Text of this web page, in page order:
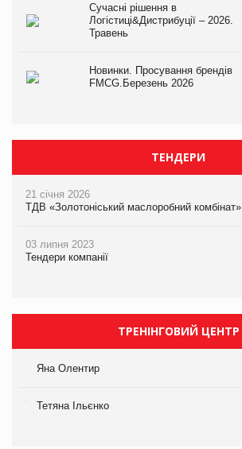
Сучасні рішення в
Логістиці&Дистрибуції – 2026.
Травень
Новинки. Просування брендів
FMCG.Березень 2026
ТЕНДЕРИ
21 січня 2026
ТДВ «Золотоніський маслоробний комбінат»
03 липня 2023
Тендери компанії
ТРЕНІНГОВИЙ ЦЕНТР
Яна Олентир
Тетяна Ільєнко